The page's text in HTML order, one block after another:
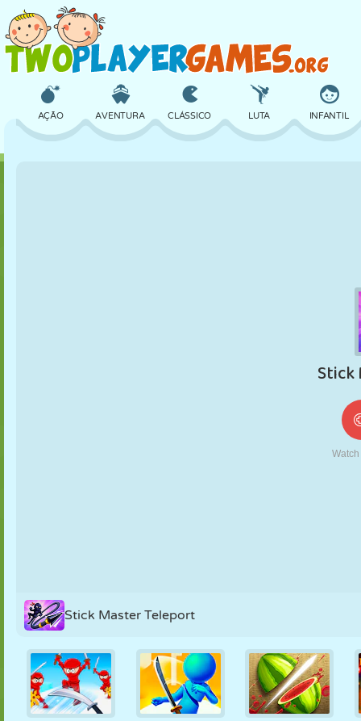
AÇÃO AVENTURA CLÁSSICO LUTA INFANTIL
ROBÔ
VELHA
Stick Master Teleport